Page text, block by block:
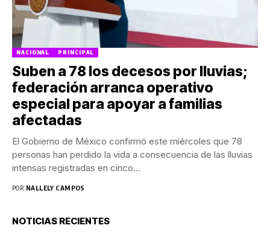
NACIONAL PRINCIPAL
Suben a 78 los decesos por lluvias;
federación arranca operativo
especial para apoyar a familias
afectadas
El Gobierno de México confirmó este miércoles que 78
personas han perdido la vida a consecuencia de las lluvias
intensas registradas en cinco...
POR:NALLELY CAMPOS
NOTICIAS RECIENTES